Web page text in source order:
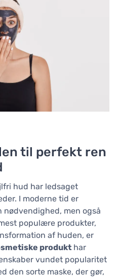
til perfekt ren
hud har ledsaget
I moderne tid er
nødvendighed, men også
populære produkter,
af huden, er
produkt har
vundet popularitet
den sorte maske, der gør,